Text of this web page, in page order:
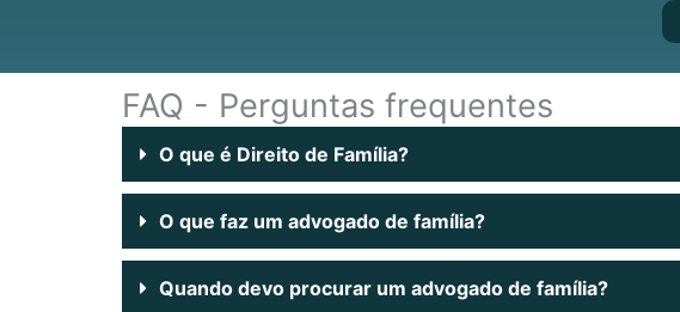
FAQ - Perguntas frequentes
O que é Direito de Família?
O que faz um advogado de família?
Quando devo procurar um advogado de família?